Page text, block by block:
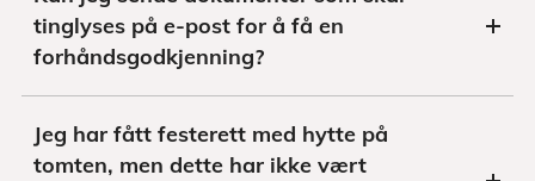
tinglyses på e-post for å få en
forhåndsgodkjenning?
Jeg har fått festerett med hytte på
tomten, men dette har ikke vært